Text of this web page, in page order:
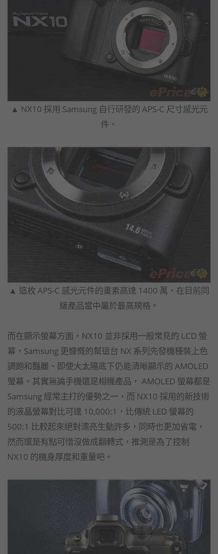
▲ NX10 採用 Samsung 自行研發的 APS-C 尺寸感光元
件。
▲ 這枚 APS-C 感光元件的畫素高達 1400 萬，在目前同
級產品當中屬於最高規格。
而在顯示螢幕方面，NX10 並非採用一般常見的 LCD 螢
幕，Samsung 更慷慨的幫這台 NX 系列先發機種裝上色
調飽和豔麗、即使大太陽底下仍能清晰顯示的 AMOLED
螢幕。其實無論手機還是相機產品， AMOLED 螢幕都是
Samsung 經常主打的優勢之一，而 NX10 採用的新技術
的液晶螢幕對比可達 10,000:1，比傳統 LED 螢幕的
500:1 比較起來絕對漂亮生動許多，同時也更加省電，
然而還是有點可惜沒做成翻轉式，推測是為了控制
NX10 的機身厚度和重量吧。